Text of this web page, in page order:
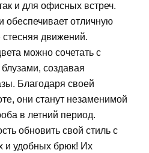
и для офисных встреч.
обеспечивает отличную
стесняя движений.
можно сочетать с
создавая
Благодаря своей
они станут незаменимой
в летний период.
обновить свой стиль с
и удобных брюк! Их